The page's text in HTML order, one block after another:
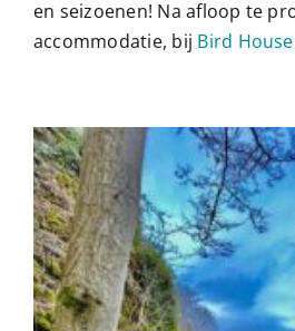
en seizoenen! Na afloop te
accommodatie, bij Bird